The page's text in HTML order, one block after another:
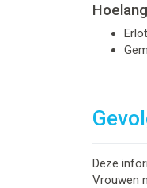
Deze
Vrouwen